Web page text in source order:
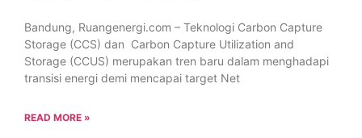
Bandung, Ruangenergi.com – Teknologi Carbon Capture
Storage (CCS) dan Carbon Capture Utilization and
Storage (CCUS) merupakan tren baru dalam menghadapi
transisi energi demi mencapai target Net
READ MORE »